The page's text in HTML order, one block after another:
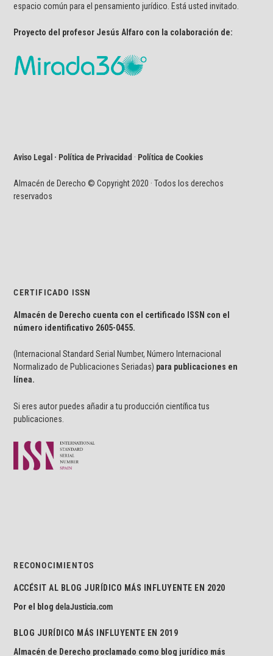
espacio común para el pensamiento jurídico. Está usted invitado.
Proyecto del profesor Jesús Alfaro con la colaboración de:
Aviso Legal · Política de Privacidad ·Política de Cookies
Almacén de Derecho © Copyright 2020 · Todos los derechos
reservados
CERTIFICADO ISSN
Almacén de Derecho cuenta con el certificado ISSN con el
número identificativo 2605-0455.
(Internacional Standard Serial Number, Número Internacional
Normalizado de Publicaciones Seriadas) para publicaciones en
línea.
Si eres autor puedes añadir a tu producción científica tus
publicaciones.
RECONOCIMIENTOS
ACCÉSIT AL BLOG JURÍDICO MÁS INFLUYENTE EN 2020
Por el blogdelaJusticia.com
BLOG JURÍDICO MÁS INFLUYENTE EN 2019
Almacén de Derecho proclamado como blog jurídico más